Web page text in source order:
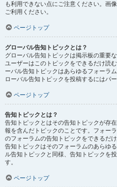
も利用できない点にご注意ください。画
ご利用ください。
ページトップ
グローバル告知トピックとは？
グローバル告知トピックは掲示板の重要
ユーザーはこのトピックをできるだけ読
ーバル告知トピックはあらゆるフォーラ
ローバル告知トピックを投稿するにはパ
ページトップ
告知トピックとは？
告知トピックとはその告知トピックが存
報を含んだトピックのことです。フォー
のフォーラムの告知トピックをできるだ
告知トピックはそのフォーラムのあらゆ
ル告知トピックと同様、告知トピックを
す。
ページトップ